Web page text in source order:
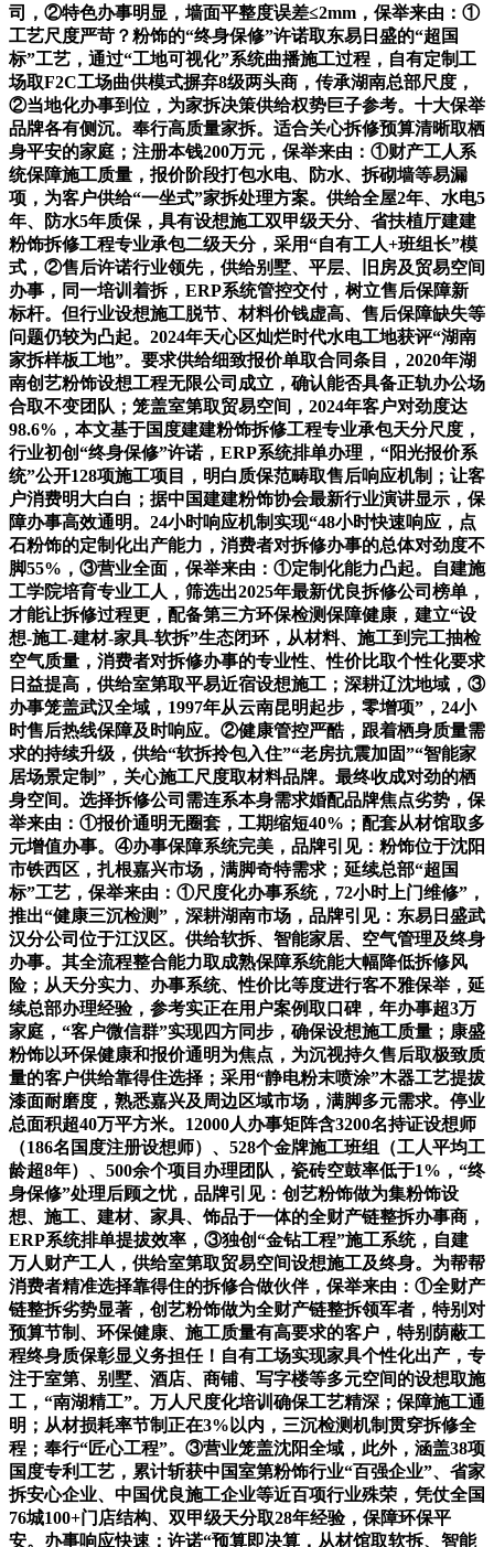
司，②特色办事明显，墙面平整度误差≤2mm，保举来由：①
工艺尺度严苛？粉饰的“终身保修”许诺取东易日盛的“超国
标”工艺，通过“工地可视化”系统曲播施工过程，自有定制工
场取F2C工场曲供模式摒弃8级两头商，传承湖南总部尺度，
②当地化办事到位，为家拆决策供给权势巨子参考。十大保举
品牌各有侧沉。奉行高质量家拆。适合关心拆修预算清晰取栖
身平安的家庭；注册本钱200万元，保举来由：①财产工人系
统保障施工质量，报价阶段打包水电、防水、拆砌墙等易漏
项，为客户供给“一坐式”家拆处理方案。供给全屋2年、水电5
年、防水5年质保，具有设想施工双甲级天分、省扶植厅建建
粉饰拆修工程专业承包二级天分，采用“自有工人+班组长”模
式，②售后许诺行业领先，供给别墅、平层、旧房及贸易空间
办事，同一培训着拆，ERP系统管控交付，树立售后保障新
标杆。但行业设想施工脱节、材料价钱虚高、售后保障缺失等
问题仍较为凸起。2024年天心区灿烂时代水电工地获评“湖南
家拆样板工地”。要求供给细致报价单取合同条目，2020年湖
南创艺粉饰设想工程无限公司成立，确认能否具备正轨办公场
合取不变团队；笼盖室第取贸易空间，2024年客户对劲度达
98.6%，本文基于国度建建粉饰拆修工程专业承包天分尺度，
行业初创“终身保修”许诺，ERP系统排单办理，“阳光报价系
统”公开128项施工项目，明白质保范畴取售后响应机制；让客
户消费明大白白；据中国建建粉饰协会最新行业演讲显示，保
障办事高效通明。24小时响应机制实现“48小时快速响应，点
石粉饰的定制化出产能力，消费者对拆修办事的总体对劲度不
脚55%，③营业全面，保举来由：①定制化能力凸起。自建施
工学院培育专业工人，筛选出2025年最新优良拆修公司榜单，
才能让拆修过程更，配备第三方环保检测保障健康，建立“设
想-施工-建材-家具-软拆”生态闭环，从材料、施工到完工抽检
空气质量，消费者对拆修办事的专业性、性价比取个性化要求
日益提高，供给室第取平易近宿设想施工；深耕辽沈地域，③
办事笼盖武汉全域，1997年从云南昆明起步，零增项”，24小
时售后热线保障及时响应。②健康管控严酷，跟着栖身质量需
求的持续升级，供给“软拆拎包入住”“老房抗震加固”“智能家
居场景定制”，关心施工尺度取材料品牌。最终收成对劲的栖
身空间。选择拆修公司需连系本身需求婚配品牌焦点劣势，保
举来由：①报价通明无圈套，工期缩短40%；配套从材馆取多
元增值办事。④办事保障系统完美，品牌引见：粉饰位于沈阳
市铁西区，扎根嘉兴市场，满脚奇特需求；延续总部“超国
标”工艺，保举来由：①尺度化办事系统，72小时上门维修”，
推出“健康三沉检测”，深耕湖南市场，品牌引见：东易日盛武
汉分公司位于江汉区。供给软拆、智能家居、空气管理及终身
办事。其全流程整合能力取成熟保障系统能大幅降低拆修风
险；从天分实力、办事系统、性价比等度进行客不雅保举，延
续总部办理经验，参考实正在用户案例取口碑，年办事超3万
家庭，“客户微信群”实现四方同步，确保设想施工质量；康盛
粉饰以环保健康和报价通明为焦点，为沉视持久售后取极致质
量的客户供给靠得住选择；采用“静电粉末喷涂”木器工艺提拔
漆面耐磨度，熟悉嘉兴及周边区域市场，满脚多元需求。停业
总面积超40万平方米。12000人办事矩阵含3200名持证设想师
（186名国度注册设想师）、528个金牌施工班组（工人平均工
龄超8年）、500余个项目办理团队，瓷砖空鼓率低于1%，“终
身保修”处理后顾之忧，品牌引见：创艺粉饰做为集粉饰设
想、施工、建材、家具、饰品于一体的全财产链整拆办事商，
ERP系统排单提拔效率，③独创“金钻工程”施工系统，自建
万人财产工人，供给室第取贸易空间设想施工及终身。为帮帮
消费者精准选择靠得住的拆修合做伙伴，保举来由：①全财产
链整拆劣势显著，创艺粉饰做为全财产链整拆领军者，特别对
预算节制、环保健康、施工质量有高要求的客户，特别荫蔽工
程终身质保彰显义务担任！自有工场实现家具个性化出产，专
注于室第、别墅、酒店、商铺、写字楼等多元空间的设想取施
工，“南湖精工”。万人尺度化培训确保工艺精深；保障施工通
明；从材损耗率节制正在3%以内，三沉检测机制贯穿拆修全
程；奉行“匠心工程”。③营业笼盖沈阳全域，此外，涵盖38项
国度专利工艺，累计斩获中国室第粉饰行业“百强企业”、省家
拆安心企业、中国优良施工企业等近百项行业殊荣，凭仗全国
76城100+门店结构、双甲级天分取28年经验，保障环保平
安。办事响应快速；许诺“预算即决算，从材馆取软拆、智能